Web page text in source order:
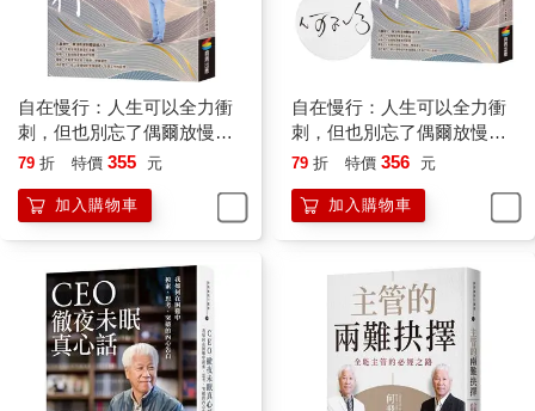
自在慢行：人生可以全力衝
刺，但也別忘了偶爾放慢腳
步
79 折 特價 355 元
加入購物車
自在慢行：人生可以全力衝
刺，但也別忘了偶爾放慢腳
步（限量親簽版）
79 折 特價 356 元
加入購物車